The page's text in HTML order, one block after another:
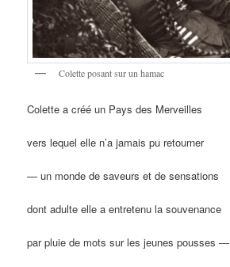
Colette posant sur un hamac
Colette a créé un Pays des Merveilles
vers lequel elle n’a jamais pu retourner
— un monde de saveurs et de sensations
dont adulte elle a entretenu la souvenance
par pluie de mots sur les jeunes pousses —